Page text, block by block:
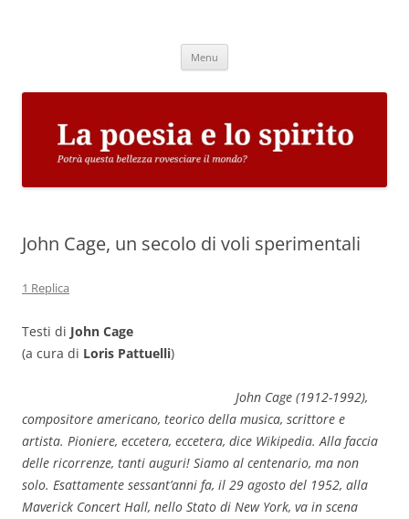
Menu
John Cage, un secolo di voli sperimentali
1 Replica
Testi di John Cage
(a cura di Loris Pattuelli)
John Cage (1912-1992),
compositore americano, teorico della musica, scrittore e
artista. Pioniere, eccetera, eccetera, dice Wikipedia. Alla faccia
delle ricorrenze, tanti auguri! Siamo al centenario, ma non
solo. Esattamente sessant’anni fa, il 29 agosto del 1952, alla
Maverick Concert Hall, nello Stato di New York, va in scena